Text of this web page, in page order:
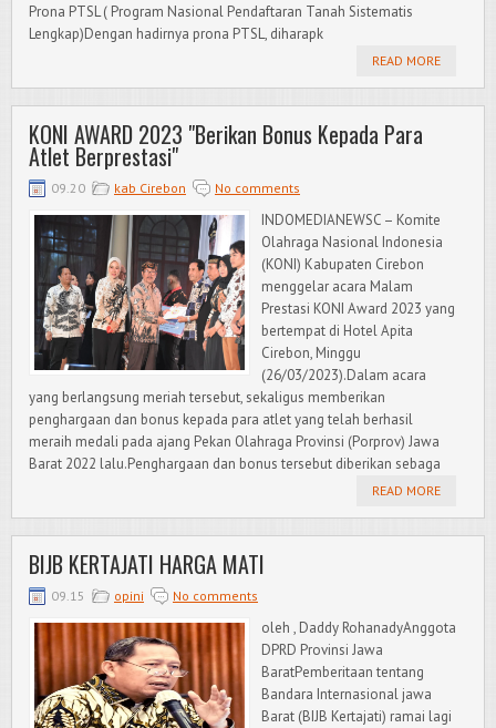
Prona PTSL ( Program Nasional Pendaftaran Tanah Sistematis
Lengkap)Dengan hadirnya prona PTSL, diharapk
READ MORE
KONI AWARD 2023 "Berikan Bonus Kepada Para
Atlet Berprestasi"
09.20 kab Cirebon No comments
INDOMEDIANEWSC – Komite
Olahraga Nasional Indonesia
(KONI) Kabupaten Cirebon
menggelar acara Malam
Prestasi KONI Award 2023 yang
bertempat di Hotel Apita
Cirebon, Minggu
(26/03/2023).Dalam acara
yang berlangsung meriah tersebut, sekaligus memberikan
penghargaan dan bonus kepada para atlet yang telah berhasil
meraih medali pada ajang Pekan Olahraga Provinsi (Porprov) Jawa
Barat 2022 lalu.Penghargaan dan bonus tersebut diberikan sebaga
READ MORE
BIJB KERTAJATI HARGA MATI
09.15 opini No comments
oleh , Daddy RohanadyAnggota
DPRD Provinsi Jawa
BaratPemberitaan tentang
Bandara Internasional jawa
Barat (BIJB Kertajati) ramai lagi